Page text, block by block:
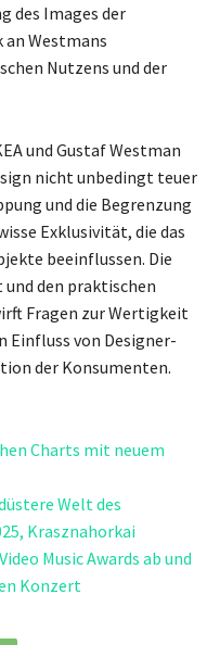
des Images der
Westmans
Nutzens und der
und Gustaf Westman
nicht unbedingt teuer
und die Begrenzung
Exklusivität, die das
beeinflussen. Die
den praktischen
Fragen zur Wertigkeit
Einfluss von Designer-
der Konsumenten.
Charts mit neuem
Welt des
Krasznahorkai
Music Awards ab und
Konzert